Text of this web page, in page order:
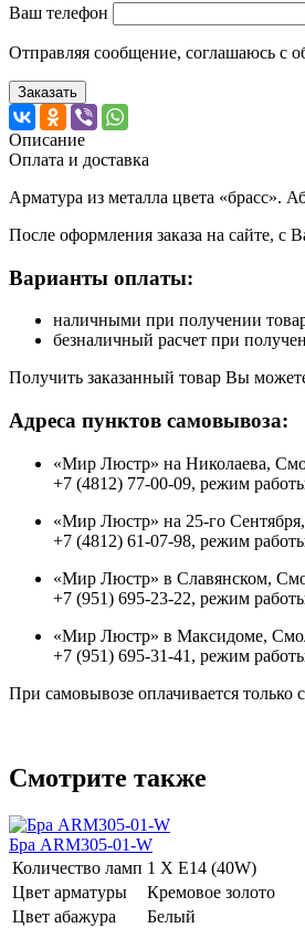
Ваш телефон
Отправляя сообщение, соглашаюсь с
Заказать
Описание
Оплата и доставка
Арматура из металла цвета «брасс».
После оформления заказа на сайте, с
Варианты оплаты:
наличными при получении
безналичный расчет при
Получить заказанный товар Вы
Адреса пунктов самовывоза:
«Мир Люстр» на Николаева,
+7 (4812) 77-00-09, режим
«Мир Люстр» на 25-го
+7 (4812) 61-07-98, режим
«Мир Люстр» в Славянском,
+7 (951) 695-23-22, режим
«Мир Люстр» в Максидоме,
+7 (951) 695-31-41, режим
При самовывозе оплачивается только
Смотрите также
Бра ARM305-01-W
Количество ламп 1 Х E14 (40W)
Цвет арматуры
Кремовое золото
Цвет абажура
Белый